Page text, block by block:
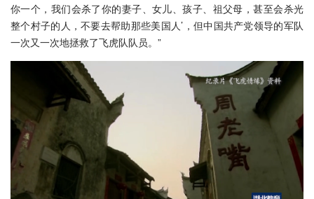
你一个，我们会杀了你的妻子、女儿、孩子、祖父母，甚至会杀光
整个村子的人，不要去帮助那些美国人’，但中国共产党领导的军队
一次又一次地拯救了飞虎队队员。”